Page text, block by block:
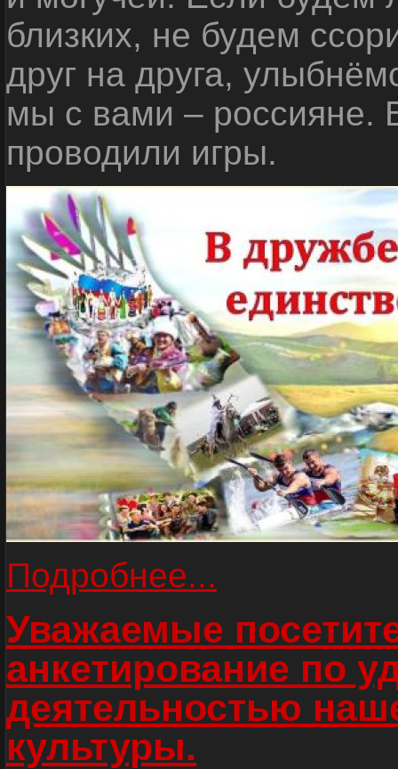
близких, не будем
друг на друга,
мы с вами – россияне.
проводили игры.
Подробнее...
Уважаемые
анкетирование по
деятельностью
культуры.